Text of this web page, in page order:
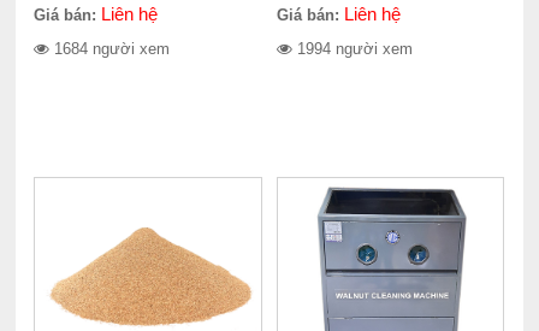
Oxyhydrogen Kcs1500
Giá bán: Liên hệ
1684 người xem
Oxyhydrogen Kawasami
Giá bán: Liên hệ
1994 người xem